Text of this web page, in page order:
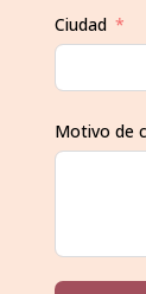
Ciudad
Motivo de